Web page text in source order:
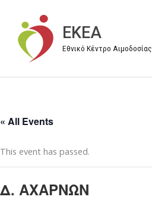
περιεχόμενο
EKEA
Εθνικό Κέντρο Αιμοδοσίας
« All Events
This event has passed.
Δ. ΑΧΑΡΝΩΝ